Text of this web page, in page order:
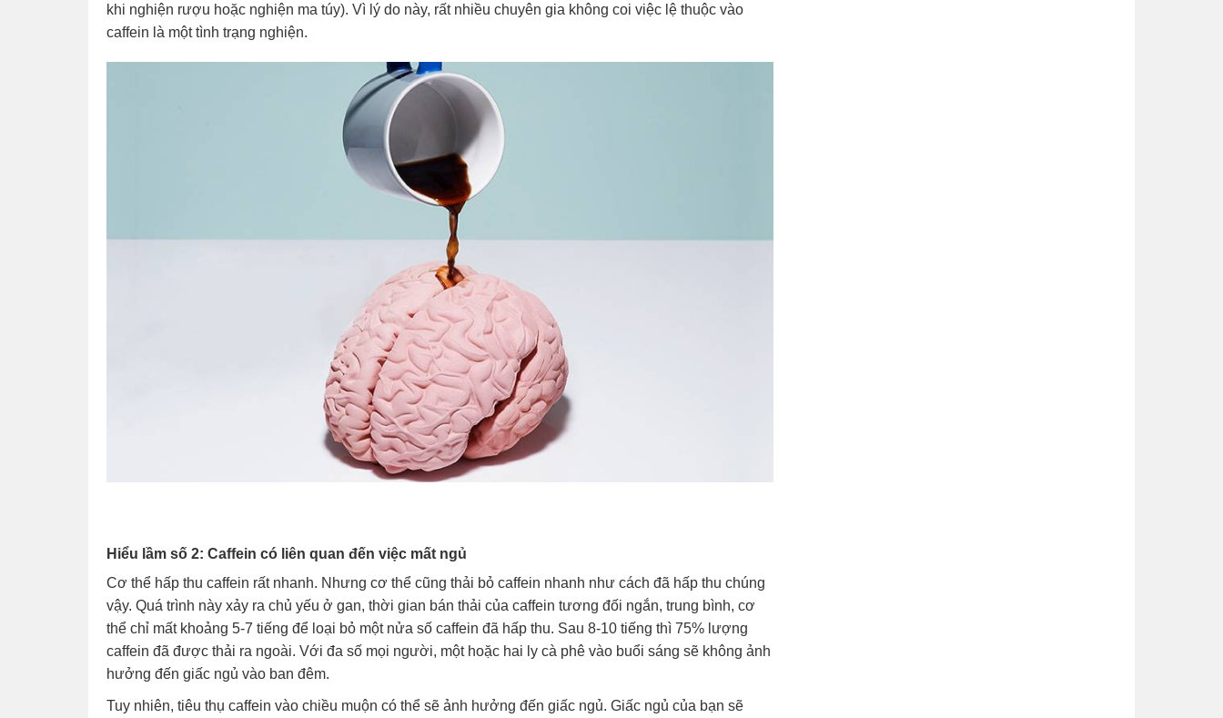
khi nghiện rượu hoặc nghiện ma túy). Vì lý do này, rất nhiều chuyên gia không coi việc lệ thuộc vào
caffein là một tình trạng nghiện.
Hiểu lầm số 2: Caffein có liên quan đến việc mất ngủ
Cơ thể hấp thu caffein rất nhanh. Nhưng cơ thể cũng thải bỏ caffein nhanh như cách đã hấp thu chúng
vậy. Quá trình này xảy ra chủ yếu ở gan, thời gian bán thải của caffein tương đối ngắn, trung bình, cơ
thể chỉ mất khoảng 5-7 tiếng để loại bỏ một nửa số caffein đã hấp thu. Sau 8-10 tiếng thì 75% lượng
caffein đã được thải ra ngoài. Với đa số mọi người, một hoặc hai ly cà phê vào buổi sáng sẽ không ảnh
hưởng đến giấc ngủ vào ban đêm.
Tuy nhiên, tiêu thụ caffein vào chiều muộn có thể sẽ ảnh hưởng đến giấc ngủ. Giấc ngủ của bạn sẽ